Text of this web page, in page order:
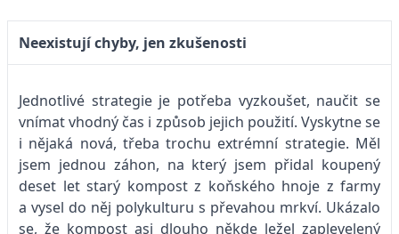
Neexistují chyby, jen zkušenosti
Jednotlivé strategie je potřeba vyzkoušet, naučit se
vnímat vhodný čas i způsob jejich použití. Vyskytne se
i nějaká nová, třeba trochu extrémní strategie. Měl
jsem jednou záhon, na který jsem přidal koupený
deset let starý kompost z koňského hnoje z farmy
a vysel do něj polykulturu s převahou mrkví. Ukázalo
se, že kompost asi dlouho někde ležel zaplevelený